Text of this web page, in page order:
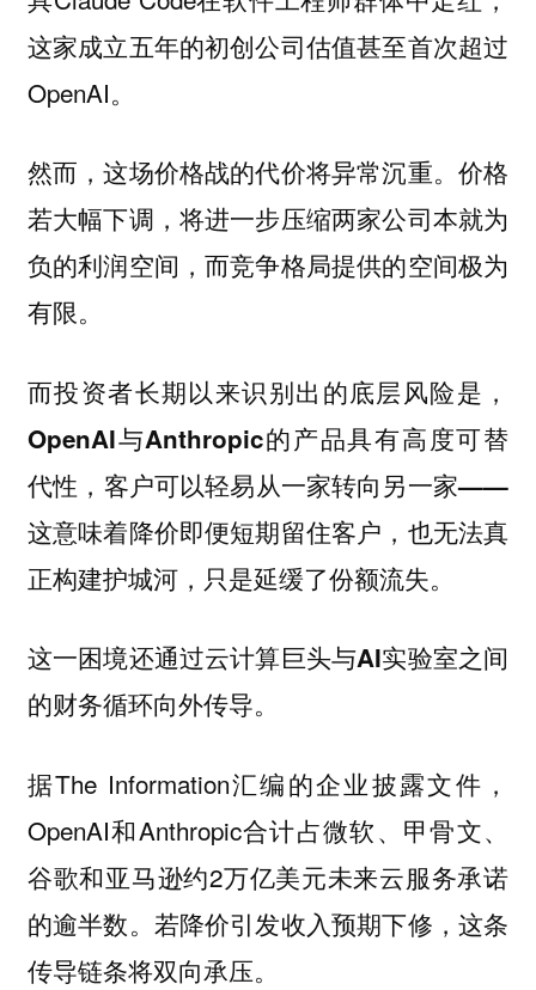
这家成立五年的初创公司估值甚至首次超过
OpenAI。
然而，这场价格战的代价将异常沉重。价格
若大幅下调，将进一步压缩两家公司本就为
负的利润空间，而竞争格局提供的空间极为
有限。
而投资者长期以来识别出的底层风险是，
OpenAI与Anthropic的产品具有高度可替
代性，客户可以轻易从一家转向另一家——
这意味着降价即便短期留住客户，也无法真
正构建护城河，只是延缓了份额流失。
这一困境还通过云计算巨头与AI实验室之间
的财务循环向外传导。
据The Information汇编的企业披露文件，
OpenAI和Anthropic合计占微软、甲骨文、
谷歌和亚马逊约2万亿美元未来云服务承诺
的逾半数。若降价引发收入预期下修，这条
传导链条将双向承压。